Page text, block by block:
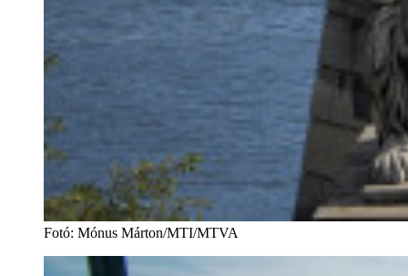
Fotó: Mónus Márton/MTI/MTVA